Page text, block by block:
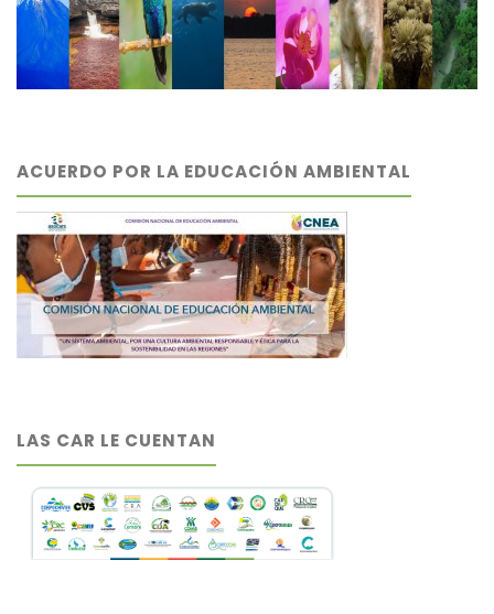
ACUERDO POR LA EDUCACIÓN AMBIENTAL
LAS CAR LE CUENTAN